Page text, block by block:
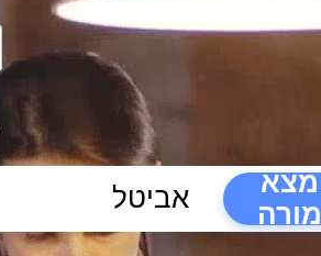
מצא
מורה